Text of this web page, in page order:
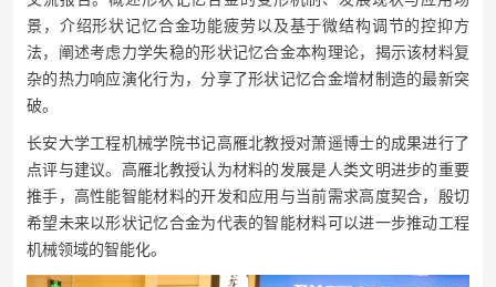
景，介绍形状记忆合金功能疲劳以及基于微结构调节的控抑方
法，阐述考虑力学失稳的形状记忆合金本构理论，揭示该材料复
杂的热力响应演化行为，分享了形状记忆合金增材制造的最新突
破。
长安大学工程机械学院书记高雁北教授对萧遥博士的成果进行了
点评与建议。高雁北教授认为材料的发展是人类文明进步的重要
推手，高性能智能材料的开发和应用与当前需求高度契合，殷切
希望未来以形状记忆合金为代表的智能材料可以进一步推动工程
机械领域的智能化。